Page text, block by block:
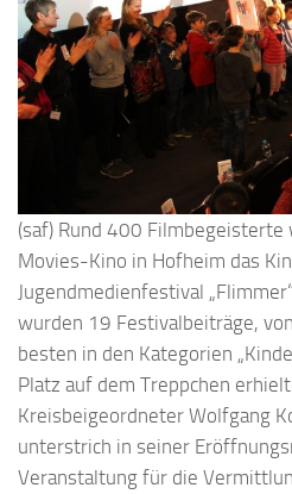
(saf) Rund 400 Filmbegeisterte
Movies-Kino in Hofheim das
Jugendmedienfestival
wurden 19 Festivalbeiträge,
besten in den Kategorien
Platz auf dem Treppchen
Kreisbeigeordneter Wolfgang
unterstrich in seiner
Veranstaltung für die